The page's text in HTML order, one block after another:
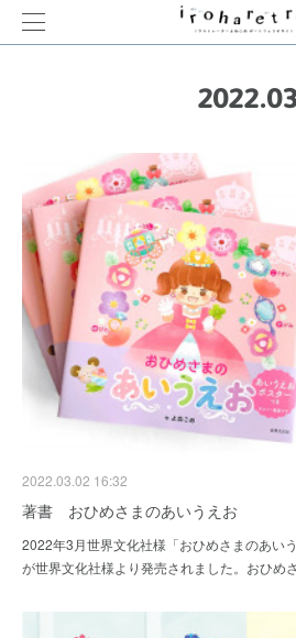
2022.03
2022.03.02 16:32
著書 おひめさまのあいうえお
2022年3月世界文化社様「おひめさまのあい
が世界文化社様より発売されました。おひ